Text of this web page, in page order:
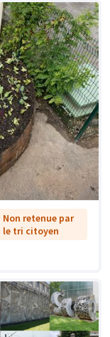
Non retenue par
le tri citoyen